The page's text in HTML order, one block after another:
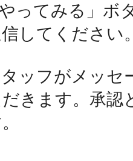
ってみる」ボ
してください
ッフがメッセ
きます。承認
池袋